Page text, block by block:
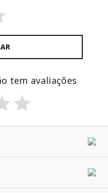
tem avaliações